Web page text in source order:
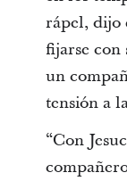
rápel, dijo
fijarse con
un
tensión a
“Con